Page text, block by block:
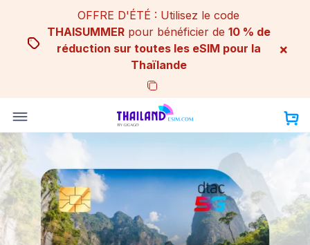
content
OFFRE D'ÉTÉ : Utilisez le code
THAISUMMERpour bénéficier de 10 % de
réduction sur toutes les eSIM pour la
Thaïlande
×